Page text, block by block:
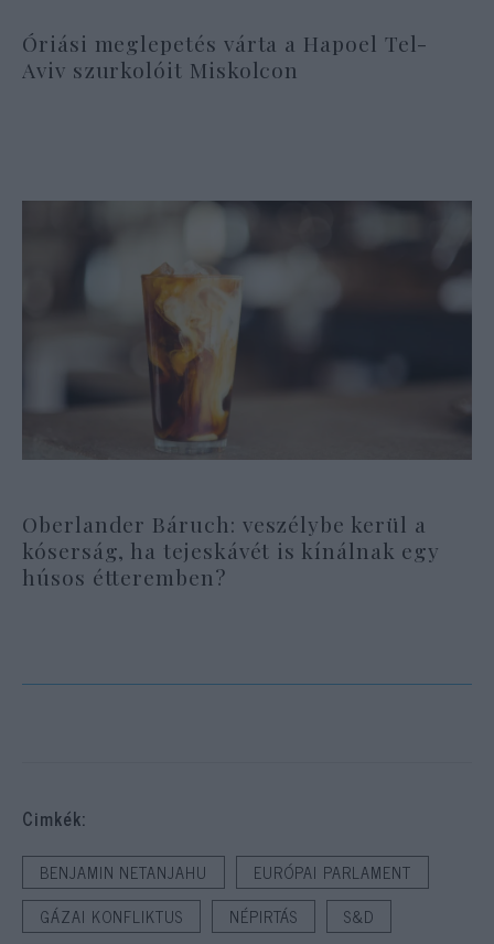
Óriási meglepetés várta a Hapoel Tel-
Aviv szurkolóit Miskolcon
Oberlander Báruch: veszélybe kerül a
kóserság, ha tejeskávét is kínálnak egy
húsos étteremben?
Cimkék:
BENJAMIN NETANJAHU
EURÓPAI PARLAMENT
GÁZAI KONFLIKTUS
NÉPIRTÁS
S&D